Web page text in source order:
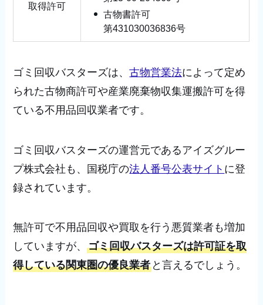
取得許可
古物書許可
第431030036836号
ゴミ回収バスターズは、古物営業法によって定め
られた古物商許可や産業廃棄物収集運搬許可を得
ている不用品回収業者です。
ゴミ回収バスターズの運営元であるアイズグルー
プ株式会社も、国税庁の法人番号公表サイト に登
録されています。
無許可で不用品回収や買取を行う悪質業者も増加
していますが、ゴミ回収バスターズは許可証を取
得している関東圏の優良業者 と言えるでしょう。